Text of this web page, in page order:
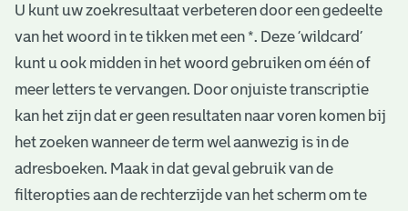
U kunt uw zoekresultaat verbeteren door een gedeelte
van het woord in te tikken met een *. Deze ‘wildcard’
kunt u ook midden in het woord gebruiken om één of
meer letters te vervangen. Door onjuiste transcriptie
kan het zijn dat er geen resultaten naar voren komen bij
het zoeken wanneer de term wel aanwezig is in de
adresboeken. Maak in dat geval gebruik van de
filteropties aan de rechterzijde van het scherm om te